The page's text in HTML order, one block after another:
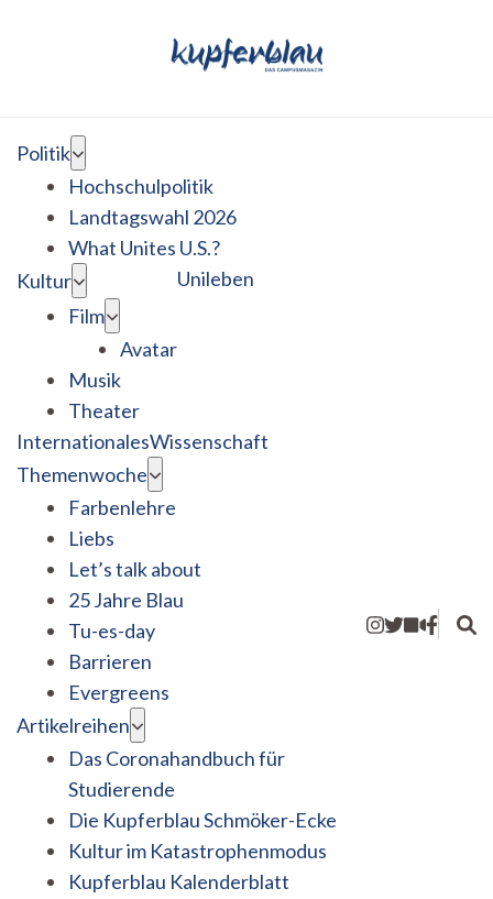
Politik
Hochschulpolitik
Landtagswahl 2026
What Unites U.S.?
Kultur
Film
Avatar
Musik
Theater
Unileben
InternationalesWissenschaft
Themenwoche
Farbenlehre
Liebs
Let’s talk about
25 Jahre Blau
Tu-es-day
Barrieren
Evergreens
Artikelreihen
Das Coronahandbuch für
Studierende
Die Kupferblau Schmöker-Ecke
Kultur im Katastrophenmodus
Kupferblau Kalenderblatt